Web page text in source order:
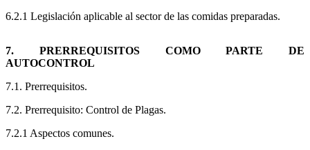
6.2.1 Legislación aplicable al sector de las comidas preparadas.
7. PRERREQUISITOS COMO PARTE DE
AUTOCONTROL
7.1. Prerrequisitos.
7.2. Prerrequisito: Control de Plagas.
7.2.1 Aspectos comunes.